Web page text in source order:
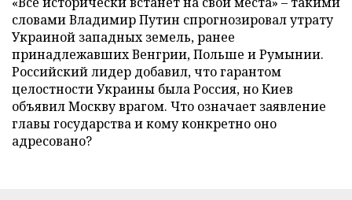
словами Владимир Путин спрогнозировал утрату
Украиной западных земель, ранее
принадлежавших Венгрии, Польше и Румынии.
Российский лидер добавил, что гарантом
целостности Украины была Россия, но Киев
объявил Москву врагом. Что означает заявление
главы государства и кому конкретно оно
адресовано?